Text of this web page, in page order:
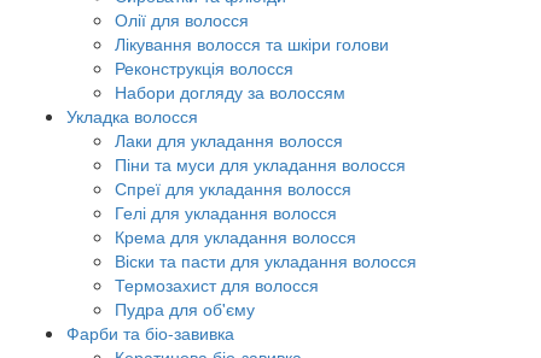
Олії для волосся
Лікування волосся та шкіри голови
Реконструкція волосся
Набори догляду за волоссям
Укладка волосся
Лаки для укладання волосся
Піни та муси для укладання волосся
Спреї для укладання волосся
Гелі для укладання волосся
Крема для укладання волосся
Віски та пасти для укладання волосся
Термозахист для волосся
Пудра для об'єму
Фарби та біо-завивка